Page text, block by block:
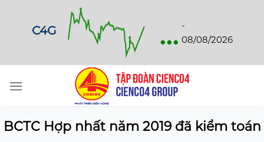
C4G ... -
08/08/2026
BCTC Hợp nhất năm 2019 đã kiểm toán